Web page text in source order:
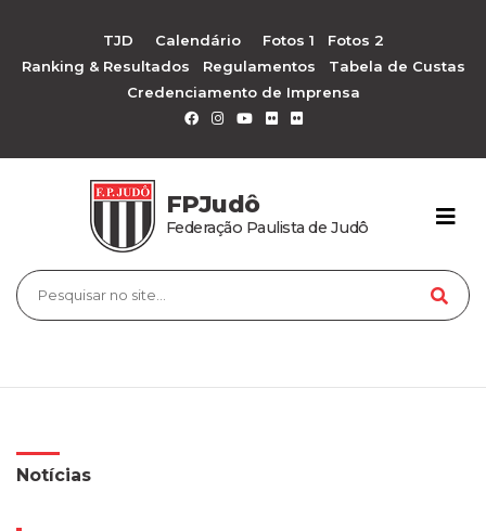
TJD Calendário Fotos 1
Fotos 2
Ranking & Resultados
Regulamentos
Tabela de Custas
Credenciamento de Imprensa
FPJudô
Federação Paulista de Judô
Notícias